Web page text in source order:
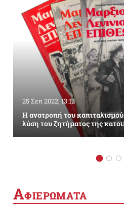
25 Σεπ 2022, 13:12
Η ανατροπή του
λύση του ζητήματος της
ΑΦΙΕΡΩΜΑΤΑ